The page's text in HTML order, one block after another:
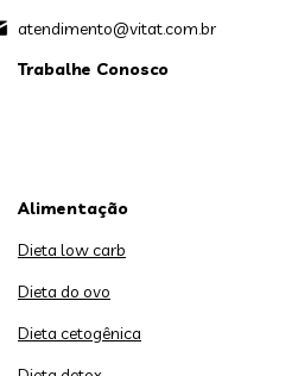
atendimento@vitat.com.br
Trabalhe Conosco
Alimentação
Dieta low carb
Dieta do ovo
Dieta cetogênica